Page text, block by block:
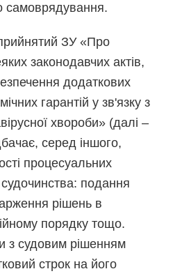
самоврядування.
ЗУ «Про
законодавчих актів,
додаткових
гарантій у зв'язку з
хвороби» (далі –
серед іншого,
процесуальних
судочинства: подання
рішень в
порядку тощо.
з судовим рішенням
строк на його